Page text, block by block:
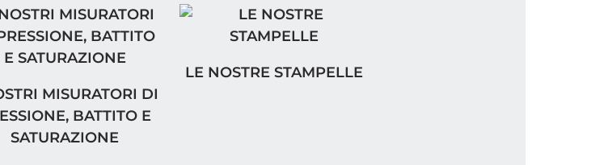
MISURATORI DI PRESSIONE, BATTITO E SATURAZIONE
MISURATORI DI
BATTITO E
SATURAZIONE
LE NOSTRE STAMPELLE
LE NOSTRE STAMPELLE